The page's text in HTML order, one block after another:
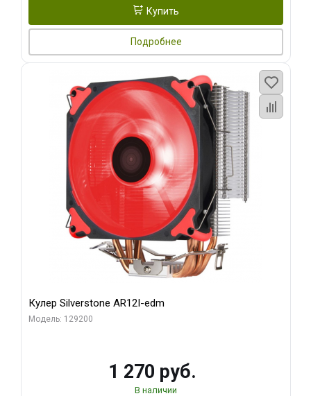
Купить
Подробнее
Кулер Silverstone AR12I-edm
Модель: 129200
1 270 руб.
В наличии